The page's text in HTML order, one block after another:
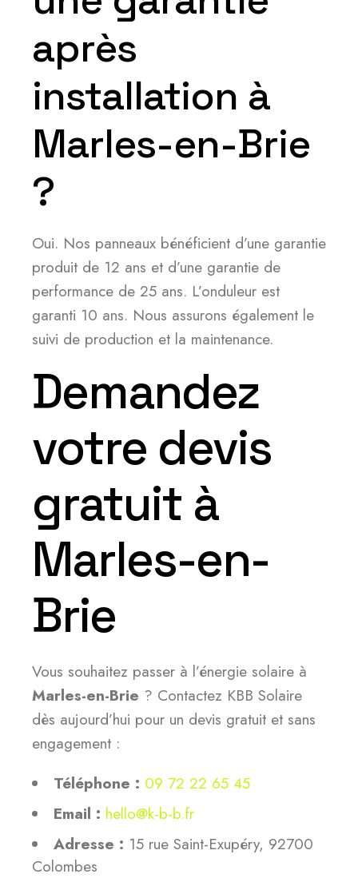
après
installation à
Marles-en-Brie
?
Oui. Nos panneaux bénéficient d’une garantie
produit de 12 ans et d’une garantie de
performance de 25 ans. L’onduleur est
garanti 10 ans. Nous assurons également le
suivi de production et la maintenance.
Demandez
votre devis
gratuit à
Marles-en-
Brie
Vous souhaitez passer à l’énergie solaire à
Marles-en-Brie ? Contactez KBB Solaire
dès aujourd’hui pour un devis gratuit et sans
engagement :
Téléphone : 09 72 22 65 45
Email : hello@k-b-b.fr
Adresse : 15 rue Saint-Exupéry, 92700
Colombes